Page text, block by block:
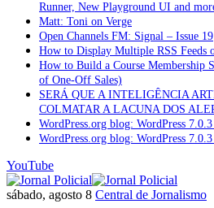
Runner, New Playground UI and
Matt: Toni on Verge
Open Channels FM: Signal – Issue 19
How to Display Multiple RSS Feeds
How to Build a Course Membership
of One-Off Sales)
SERÁ QUE A INTELIGÊNCIA
COLMATAR A LACUNA DOS
WordPress.org blog: WordPress 7.0.3
WordPress.org blog: WordPress 7.0.3
YouTube
sábado, agosto 8 Central de Jornalismo